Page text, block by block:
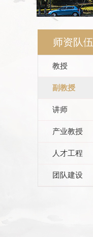
师资队伍
教授
副教授
讲师
产业教授
人才工程
团队建设